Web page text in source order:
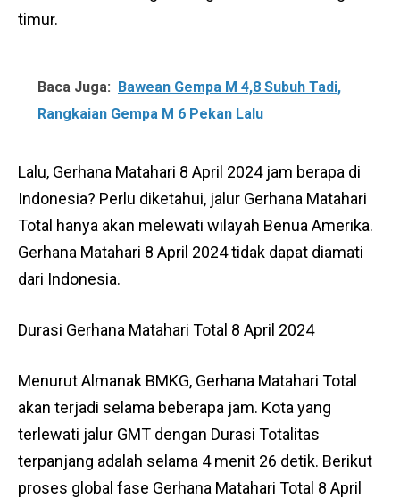
timur.
Baca Juga: Bawean Gempa M 4,8 Subuh Tadi,
Rangkaian Gempa M 6 Pekan Lalu
Lalu, Gerhana Matahari 8 April 2024 jam berapa di
Indonesia? Perlu diketahui, jalur Gerhana Matahari
Total hanya akan melewati wilayah Benua Amerika.
Gerhana Matahari 8 April 2024 tidak dapat diamati
dari Indonesia.
Durasi Gerhana Matahari Total 8 April 2024
Menurut Almanak BMKG, Gerhana Matahari Total
akan terjadi selama beberapa jam. Kota yang
terlewati jalur GMT dengan Durasi Totalitas
terpanjang adalah selama 4 menit 26 detik. Berikut
proses global fase Gerhana Matahari Total 8 April